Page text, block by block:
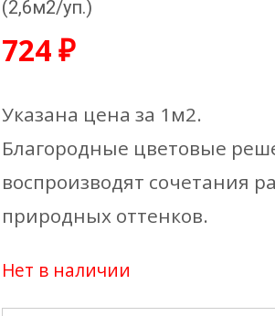
(2,6м2/уп.)
724₽
Указана цена за 1м2.
Благородные цветовые
воспроизводят сочетания
природных оттенков.
Нет в наличии